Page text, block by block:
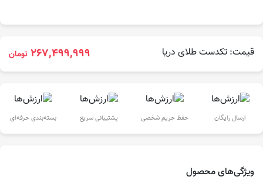
قیمت: تکدست طلای دریا 267,499,999 تومان
ارسال رایگان حفظ حریم شخصی پشتیبانی سریع بسته‌بندی حرفه‌ای
ویژگی‌های محصول